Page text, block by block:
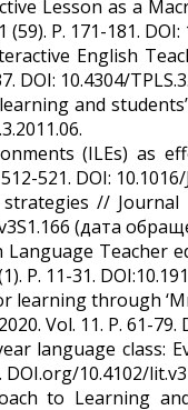
Lesson as a
P. 171-181. DOI:
English
DOI: 10.4304/
and
(ILEs) as
521. DOI: 10.1016/
// Journal
(дата
Language
P. 11-31.
learning through
Vol. 11. P. 61-79.
language
10.4102/
to Learning